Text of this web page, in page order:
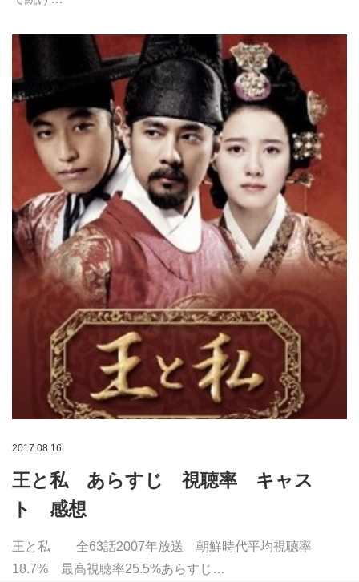
2017.08.16
王と私 あらすじ 視聴率 キャス
ト 感想
王と私 全63話2007年放送 朝鮮時代平均視聴率
18.7% 最高視聴率25.5%あらすじ…